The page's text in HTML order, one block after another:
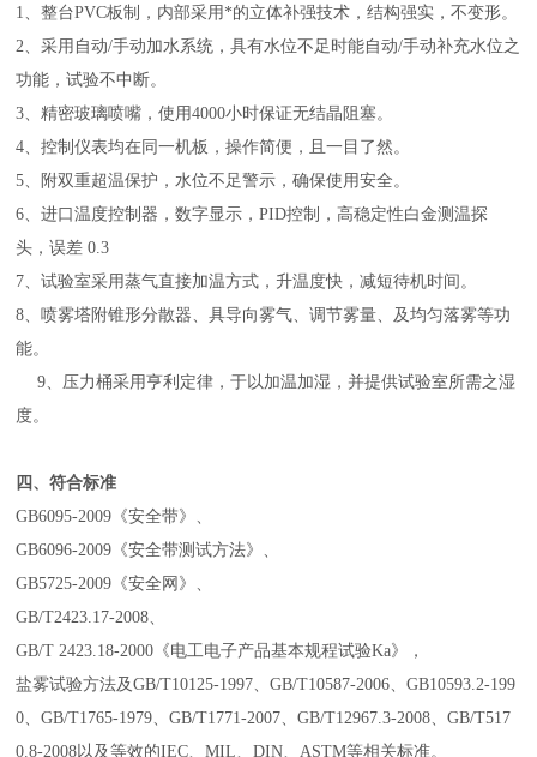
1、整台PVC板制，内部采用*的立体补强技术，结构强实，不变形。
2、采用自动/手动加水系统，具有水位不足时能自动/手动补充水位之
功能，试验不中断。
3、精密玻璃喷嘴，使用4000小时保证无结晶阻塞。
4、控制仪表均在同一机板，操作简便，且一目了然。
5、附双重超温保护，水位不足警示，确保使用安全。
6、进口温度控制器，数字显示，PID控制，高稳定性白金测温探
头，误差 0.3
7、试验室采用蒸气直接加温方式，升温度快，减短待机时间。
8、喷雾塔附锥形分散器、具导向雾气、调节雾量、及均匀落雾等功
能。
9、压力桶采用亨利定律，于以加温加湿，并提供试验室所需之湿
度。
四、符合标准
GB6095-2009 《安全带》、
GB6096-2009 《安全带测试方法》、
GB5725-2009 《安全网》、
GB/T2423.17-2008、
GB/T 2423.18-2000 《电工电子产品基本规程试验Ka》，
盐雾试验方法及GB/T10125-1997、GB/T10587-2006、GB10593.2-199
0、GB/T1765-1979、GB/T1771-2007、GB/T12967.3-2008、GB/T517
0.8-2008以及等效的IEC、MIL、DIN、ASTM等相关标准。